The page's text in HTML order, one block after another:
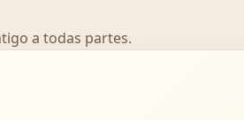
a todas partes.